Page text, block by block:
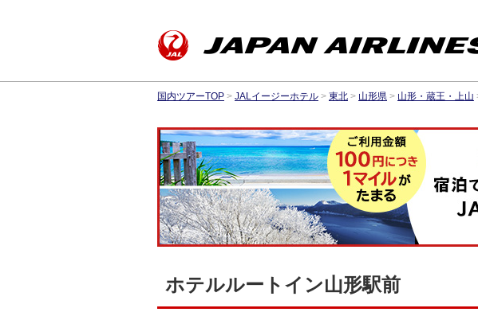
国内ツアーTOP > JALイージーホテル > 東北 > 山形県 > 山形・蔵王・上山
ホテルルートイン山形駅前